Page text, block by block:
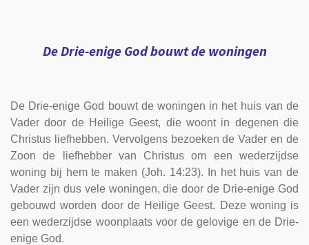
De Drie-enige God bouwt de woningen
De Drie-enige God bouwt de woningen in het huis van de
Vader door de Heilige Geest, die woont in degenen die
Christus liefhebben. Vervolgens bezoeken de Vader en de
Zoon de liefhebber van Christus om een wederzijdse
woning bij hem te maken (Joh. 14:23). In het huis van de
Vader zijn dus vele woningen, die door de Drie-enige God
gebouwd worden door de Heilige Geest. Deze woning is
een wederzijdse woonplaats voor de gelovige en de Drie-
enige God.